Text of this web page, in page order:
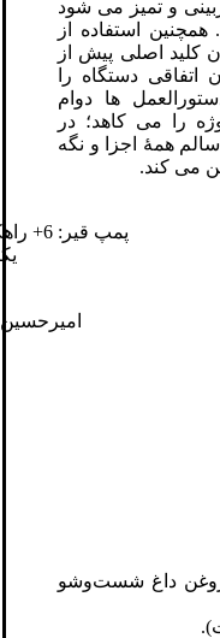
و تمیز می ‌شود
استفاده از
کلید اصلی پیش از
دستگاه را
ها دوام
را می ‌کاهد؛ در
همهٔ اجزا و نگه‌
می‌ کند.
پمپ
روغن داغ شست‌وشو